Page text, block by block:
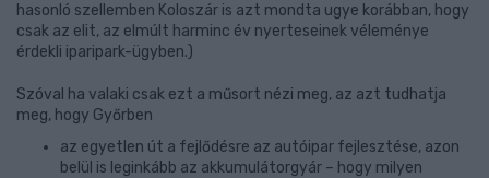
hasonló szellemben Koloszár is azt mondta ugye korábban, hogy
csak az elit, az elmúlt harminc év nyerteseinek véleménye
érdekli iparipark-ügyben.)
Szóval ha valaki csak ezt a műsort nézi meg, az azt tudhatja
meg, hogy Győrben
az egyetlen út a fejlődésre az autóipar fejlesztése, azon
belül is leginkább az akkumulátorgyár – hogy milyen